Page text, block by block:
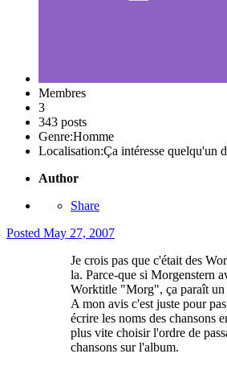
Membres
3
343 posts
Genre:Homme
Localisation:Ça intéresse quelqu'un
Author
Share
Posted May 27, 2007
Je crois pas que c'était des
la. Parce-que si Morgenstern
Worktitle "Morg", ça paraît un
A mon avis c'est juste pour
écrire les noms des chansons
plus vite choisir l'ordre de
chansons sur l'album.